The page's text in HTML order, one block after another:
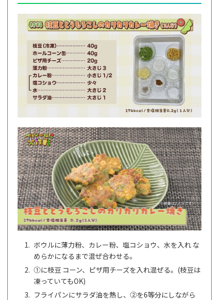
ボウルに薄力粉、カレー粉、塩コショウ、水を入れ な
めらかになるまで混ぜ合わせる。
①に枝豆 コーン、ピザ用チーズを入れ混ぜる。(枝豆は
凍っていてもOK)
フライパンにサラダ油を熱し、②を6等分にしながら